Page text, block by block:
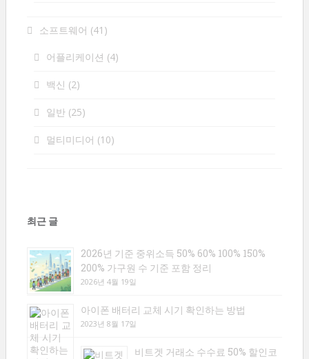
소프트웨어 (41)
어플리케이션 (4)
백신 (2)
일반 (25)
멀티미디어 (10)
최근 글
2026년 기준 중위소득 50% 60% 100% 150%
200% 가구원 수 기준 포함 정리
2026년 4월 19일
아이폰 배터리 교체 시기 확인하는 방법
2023년 8월 17일
비트겟 거래소 수수료 50% 할인코